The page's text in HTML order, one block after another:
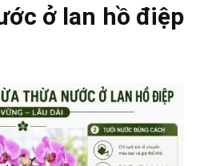
ở lan hồ điệp